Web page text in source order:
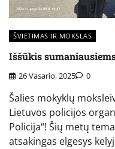
ŠVIETIMAS IR MOKSLAS
Iššūkis
26 Vasario, 2025 0
Šalies mokyklų
Lietuvos policijos
Policija“! Šių metų
atsakingas elgesys